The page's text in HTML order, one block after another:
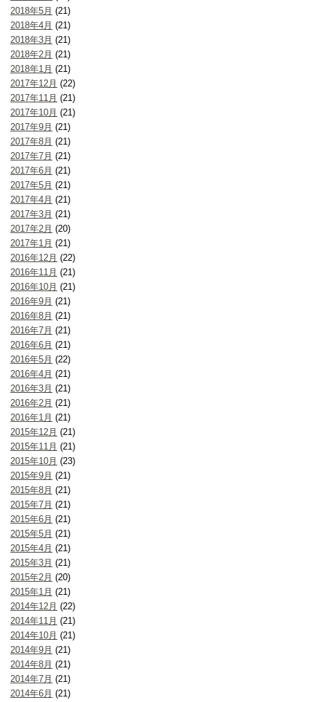
2018年5月 (21)
2018年4月 (21)
2018年3月 (21)
2018年2月 (21)
2018年1月 (21)
2017年12月 (22)
2017年11月 (21)
2017年10月 (21)
2017年9月 (21)
2017年8月 (21)
2017年7月 (21)
2017年6月 (21)
2017年5月 (21)
2017年4月 (21)
2017年3月 (21)
2017年2月 (20)
2017年1月 (21)
2016年12月 (22)
2016年11月 (21)
2016年10月 (21)
2016年9月 (21)
2016年8月 (21)
2016年7月 (21)
2016年6月 (21)
2016年5月 (22)
2016年4月 (21)
2016年3月 (21)
2016年2月 (21)
2016年1月 (21)
2015年12月 (21)
2015年11月 (21)
2015年10月 (23)
2015年9月 (21)
2015年8月 (21)
2015年7月 (21)
2015年6月 (21)
2015年5月 (21)
2015年4月 (21)
2015年3月 (21)
2015年2月 (20)
2015年1月 (21)
2014年12月 (22)
2014年11月 (21)
2014年10月 (21)
2014年9月 (21)
2014年8月 (21)
2014年7月 (21)
2014年6月 (21)